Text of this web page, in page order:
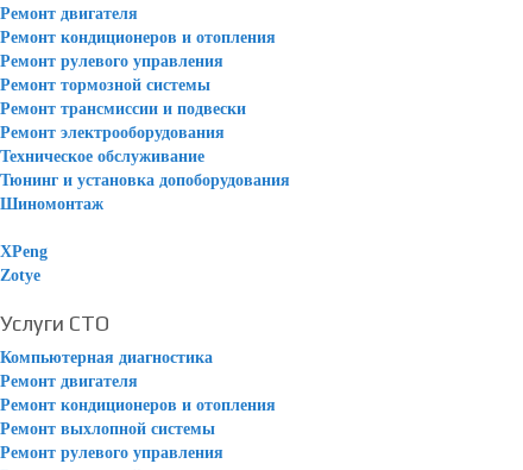
Ремонт двигателя
Ремонт кондиционеров и отопления
Ремонт рулевого управления
Ремонт тормозной системы
Ремонт трансмиссии и подвески
Ремонт электрооборудования
Техническое обслуживание
Тюнинг и установка допоборудования
Шиномонтаж
XPeng
Zotye
Услуги СТО
Компьютерная диагностика
Ремонт двигателя
Ремонт кондиционеров и отопления
Ремонт выхлопной системы
Ремонт рулевого управления